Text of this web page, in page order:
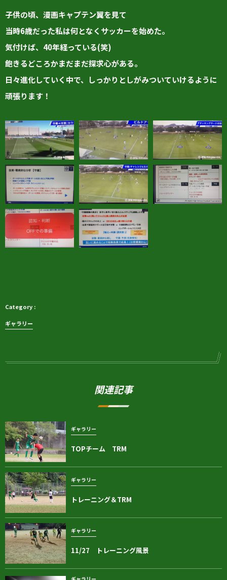
子供の頃、漫画キャプテン翼を見て
当時6歳だった私は何となくサッカーを始めた。
気付けば、40年経っている(笑)
飽きるどころかまだまだ探求心がある。
日々進化していく中で、しっかりとしがみついていけるように
頑張ります！
ギャラリー
関連記事
ギャラリー
TOPチーム TRM
ギャラリー
トレーニング＆TRM
ギャラリー
11/27 トレーニング風景